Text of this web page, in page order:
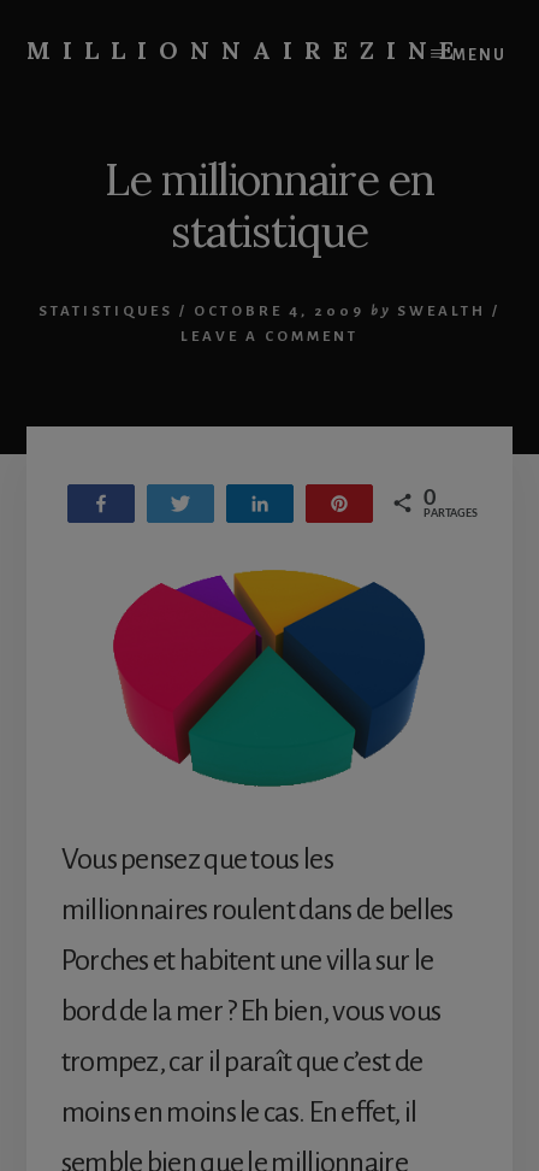
content
primary
MILLIONNAIREZINEMENU
Le millionnaire en
statistique
STATISTIQUES / OCTOBRE 4, 2009 by SWEALTH
/
LEAVE A COMMENT
Partagez Tweetez Partagez Enregistrer
0
PARTAGES
Vous pensez que tous les
millionnaires roulent dans de belles
Porches et habitent une villa sur le
bord de la mer ? Eh bien, vous vous
trompez, car il paraît que c’est de
moins en moins le cas. En effet, il
semble bien que le millionnaire